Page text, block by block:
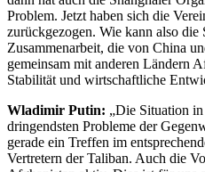
Problem. Jetzt haben sich die
zurückgezogen. Wie kann also
Zusammenarbeit, die von China
gemeinsam mit anderen Ländern
Stabilität und wirtschaftliche
Wladimir Putin: „Die Situation
dringendsten Probleme der
gerade ein Treffen im
Vertretern der Taliban. Auch die